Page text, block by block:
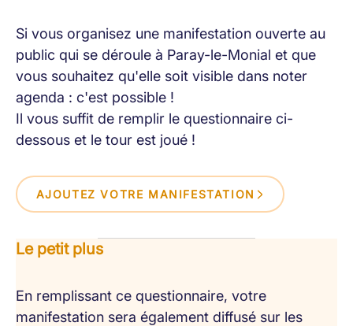
Si vous organisez une manifestation ouverte au
public qui se déroule à Paray-le-Monial et que
vous souhaitez qu'elle soit visible dans noter
agenda : c'est possible !
Il vous suffit de remplir le questionnaire ci-
dessous et le tour est joué !
AJOUTEZ VOTRE MANIFESTATION
Le petit plus
En remplissant ce questionnaire, votre
manifestation sera également diffusé sur les